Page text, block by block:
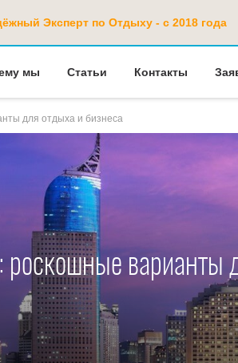
Эксперт по Отдыху - с 2018 года
мы Статьи Контакты
для отдыха и бизнеса
роскошные варианты